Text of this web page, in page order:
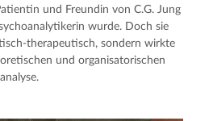
und Freundin von C.G. Jung
wurde. Doch sie
therapeutisch, sondern wirkte
und organisatorischen